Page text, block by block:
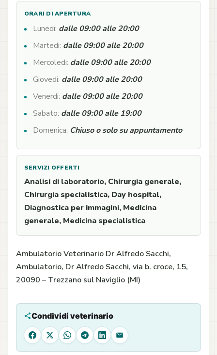
ORARI DI APERTURA
Lunedi: dalle 09:00 alle 20:00
Martedi: dalle 09:00 alle 20:00
Mercoledi: dalle 09:00 alle 20:00
Giovedi: dalle 09:00 alle 20:00
Venerdi: dalle 09:00 alle 20:00
Sabato: dalle 09:00 alle 19:00
Domenica: Chiuso o solo su appuntamento
SERVIZI OFFERTI
Analisi di laboratorio, Chirurgia generale,
Chirurgia specialistica, Day hospital,
Diagnostica per immagini, Medicina
generale, Medicina specialistica
Ambulatorio Veterinario Dr Alfredo Sacchi,
Ambulatorio, Dr Alfredo Sacchi, via b. croce, 15,
20090 – Trezzano sul Naviglio (MI)
Condividi veterinario
Facebook
X WhatsAppTelegram
LinkedIn
Email